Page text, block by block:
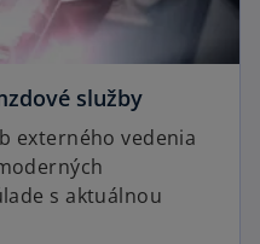
t
b
služby
externého vedenia
s aktuálnou